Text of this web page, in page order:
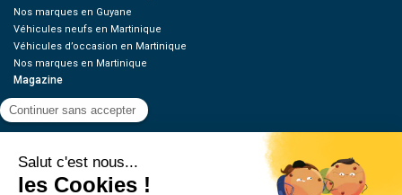
Nos marques en Guyane
Véhicules neufs en Martinique
Véhicules d’occasion en Martinique
Nos marques en Martinique
Magazine
Offres d’emplois
Ressources